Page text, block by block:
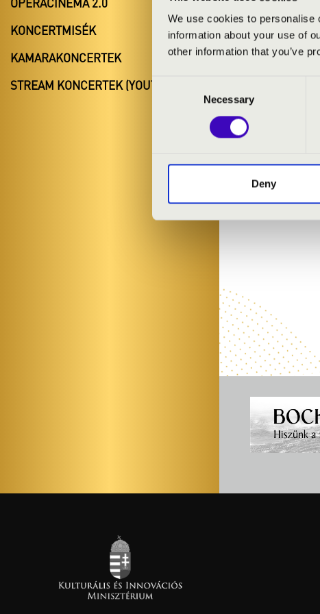
We use cookies to personalise
information about your use of
other information that you’ve
Consent
Necessary
Deny
KONCERTMISÉK
KAMARAKONCERTEK
STREAM KONCERTEK (YOUTUBE)